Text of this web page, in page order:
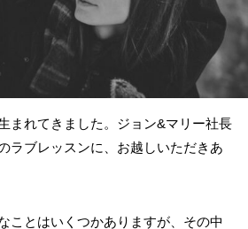
まれてきました。ジョン&マリー社長
ラブレッスンに、お越しいただきあ
ことはいくつかありますが、その中